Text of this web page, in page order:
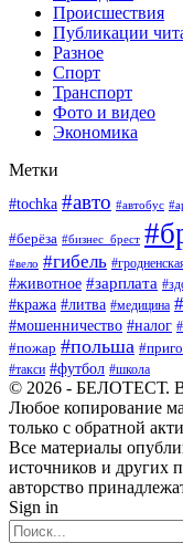
Происшествия
Публикации
Разное
Спорт
Транспорт
Фото и видео
Экономика
Метки
#tochka #авто #автобус
#берёза #бизнес_брест
#вело #гибель
#животное #зарплата
#кража #литва #медицина
#мошенничество #налог
#пожар #польша
#такси #футбол #школа
© 2026 - БЕЛОТЕСТ.
Любое копирование
только с обратной
Все материалы
источников и других
авторство
Sign in